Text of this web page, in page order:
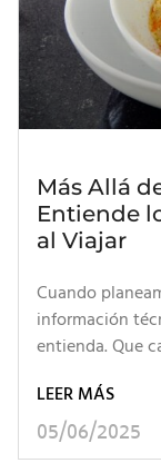
Más Allá
Entiende
al Viajar
Cuando
información
entienda. Que
LEER MÁS
05/06/2025